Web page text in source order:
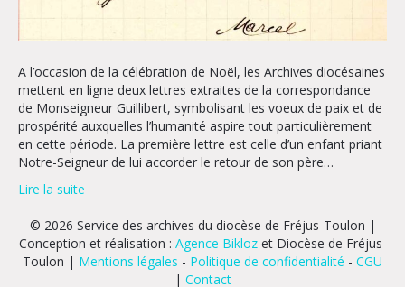
A l’occasion de la célébration de Noël, les Archives diocésaines
mettent en ligne deux lettres extraites de la correspondance
de Monseigneur Guillibert, symbolisant les voeux de paix et de
prospérité auxquelles l’humanité aspire tout particulièrement
en cette période. La première lettre est celle d’un enfant priant
Notre-Seigneur de lui accorder le retour de son père…
Lire la suite
© 2026 Service des archives du diocèse de Fréjus-Toulon |
Conception et réalisation : Agence Biklozet Diocèse de Fréjus-
Toulon | Mentions légales - Politique de confidentialité - CGU
| Contact